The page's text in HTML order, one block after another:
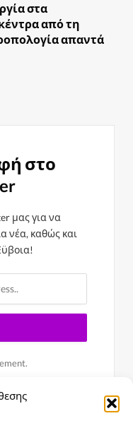
στα
από τη
απαντά
στο
μας για να
νέα, καθώς και